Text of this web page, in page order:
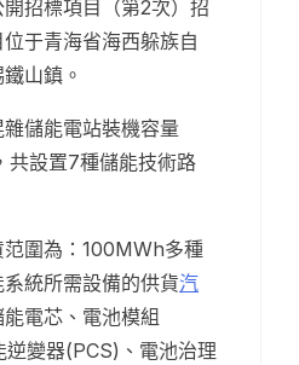
招標項目（第2次）招
于青海省海西躲族自
山鎮。
儲能電站裝機容量
設置7種儲能技術路
圍為：100MWh多種
統所需設備的供貨汽
電芯、電池模組
變器(PCS)、電池治理